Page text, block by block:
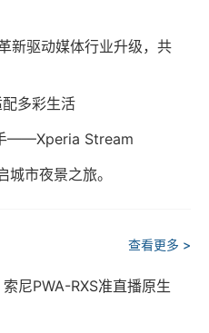
新驱动媒体行业升级，共
多彩生活
——Xperia Stream
市夜景之旅。
查看更多 >
尼PWA-RXS准直播原生